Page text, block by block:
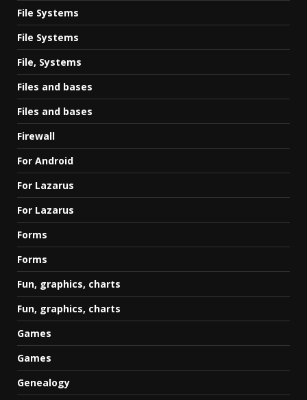
File Systems
File Systems
File, Systems
Files and bases
Files and bases
Firewall
For Android
For Lazarus
For Lazarus
Forms
Forms
Fun, graphics, charts
Fun, graphics, charts
Games
Games
Genealogy